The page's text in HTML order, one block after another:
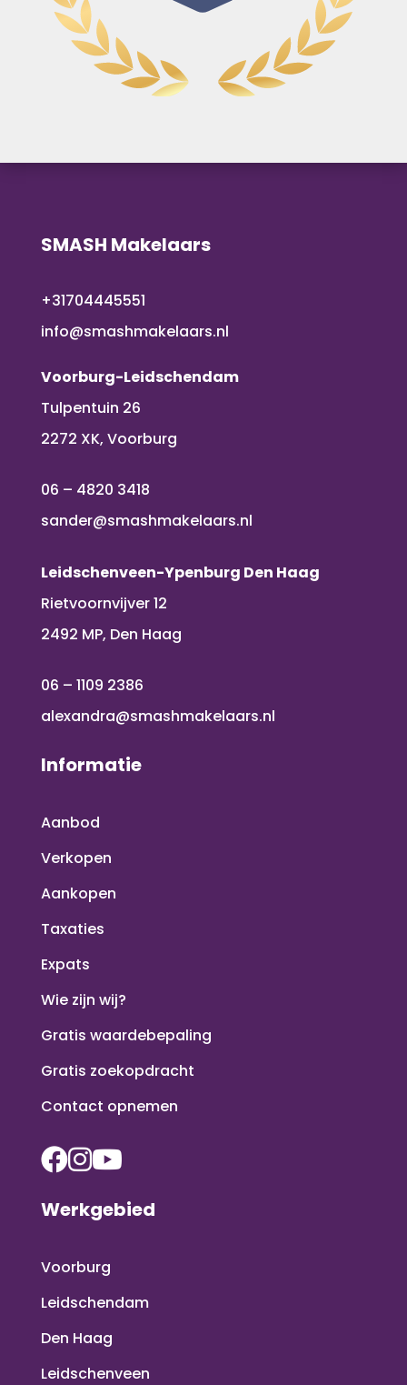
SMASH Makelaars
+31704445551
info@smashmakelaars.nl
Voorburg-Leidschendam
Tulpentuin 26
2272 XK, Voorburg
06 – 4820 3418
sander@smashmakelaars.nl
Leidschenveen-Ypenburg Den Haag
Rietvoornvijver 12
2492 MP, Den Haag
06 – 1109 2386
alexandra@smashmakelaars.nl
Informatie
Aanbod
Verkopen
Aankopen
Taxaties
Expats
Wie zijn wij?
Gratis waardebepaling
Gratis zoekopdracht
Contact opnemen
Werkgebied
Voorburg
Leidschendam
Den Haag
Leidschenveen